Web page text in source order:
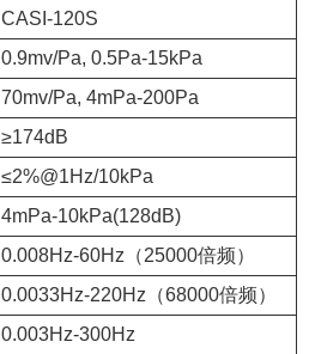
CASI-120S
0.9mv/Pa, 0.5Pa-15kPa
70mv/Pa, 4mPa-200Pa
≥174dB
≤2%@1Hz/10kPa
4mPa-10kPa(128dB)
0.008Hz-60Hz（25000倍频）
0.0033Hz-220Hz（68000倍频）
0.003Hz-300Hz